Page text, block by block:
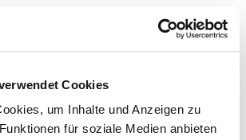
Cookies
um Inhalte und Anzeigen zu
für soziale Medien anbieten